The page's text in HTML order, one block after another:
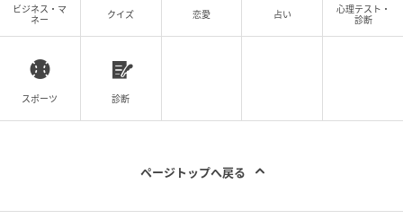
の周回数を競う。25年の決勝は8/3（日）。観戦にも
厳しい猛暑だが、日本のバイク乗りにとっては伝統的
奇祭のようなものなので、一度は体験を!!
ビジネス・マ
ネー
クイズ 恋愛 占い
心理テスト・
診断
スポーツ 診断
ページトップへ戻る